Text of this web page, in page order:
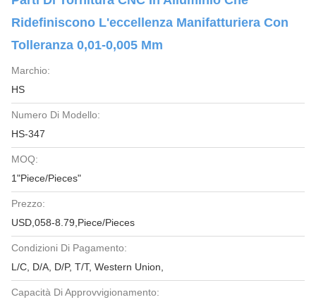
Ridefiniscono L'eccellenza Manifatturiera Con
Tolleranza 0,01-0,005 Mm
Marchio:
HS
Numero Di Modello:
HS-347
MOQ:
1"Piece/Pieces"
Prezzo:
USD,058-8.79,Piece/Pieces
Condizioni Di Pagamento:
L/C, D/A, D/P, T/T, Western Union,
Capacità Di Approvvigionamento: